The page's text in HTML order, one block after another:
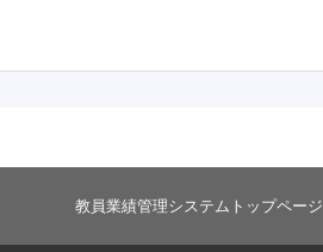
教員業績管理システムトップページ